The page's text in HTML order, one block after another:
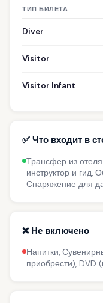
ТИП БИЛЕТА
Diver
Visitor
Visitor Infant
✅ Что входит в
Трансфер из
инструктор и гид,
Снаряжение для
❌ Не включено
Напитки,
приобрести), DVD